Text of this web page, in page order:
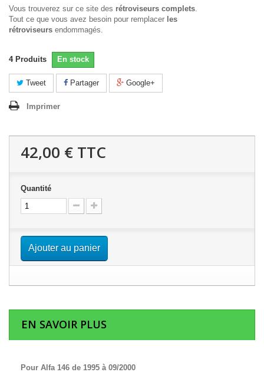
Vous trouverez sur ce site des rétroviseurs complets.
Tout ce que vous avez besoin pour remplacer les
rétroviseurs endommagés.
4 Produits En stock
Tweet Partager Google+
Imprimer
42,00 € TTC
Quantité
Ajouter au panier
EN SAVOIR PLUS
Pour Alfa 146 de 1995 à 09/2000